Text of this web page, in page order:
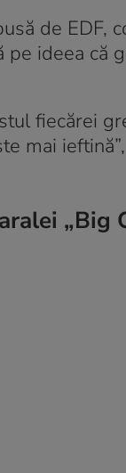
de EDF,
pe ideea
fiecărei
mai
„Big